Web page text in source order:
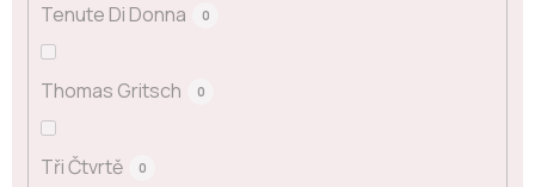
Tenute Di Donna 0
Thomas Gritsch 0
Tři Čtvrtě 0